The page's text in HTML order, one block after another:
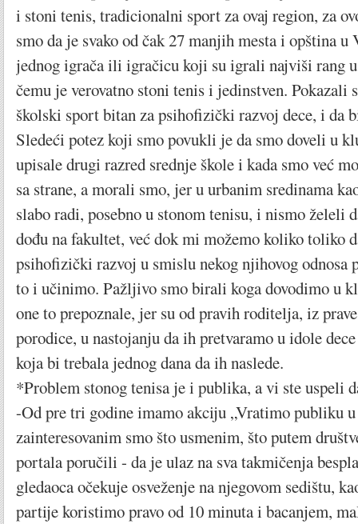
i stoni tenis, tradicionalni sport za ovaj region, za
smo da je svako od čak 27 manjih mesta i opština
jednog igrača ili igračicu koji su igrali najviši rang
čemu je verovatno stoni tenis i jedinstven. Pokazali
školski sport bitan za psihofizički razvoj dece, i da
Sledeći potez koji smo povukli je da smo doveli u
upisale drugi razred srednje škole i kada smo već
sa strane, a morali smo, jer u urbanim sredinama
slabo radi, posebno u stonom tenisu, i nismo želeli
dođu na fakultet, već dok mi možemo koliko toliko
psihofizički razvoj u smislu nekog njihovog odnosa
to i učinimo. Pažljivo smo birali koga dovodimo u
one to prepoznale, jer su od pravih roditelja, iz
porodice, u nastojanju da ih pretvaramo u idole
koja bi trebala jednog dana da ih naslede.
*Problem stonog tenisa je i publika, a vi ste uspeli
-Od pre tri godine imamo akciju „Vratimo publiku
zainteresovanim smo što usmenim, što putem
portala poručili - da je ulaz na sva takmičenja
gledaoca očekuje osveženje na njegovom sedištu,
partije koristimo pravo od 10 minuta i bacanjem,